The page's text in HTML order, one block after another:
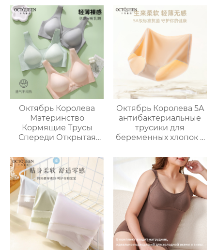
Послеродовой
Грудное
Вскармливание
Бюстгальтер Анти-
обвисание Собирание
Бюстгальтер
послеродовой
грудного
вскармливания
специальные
бюстгальтер
кормления удобные
немаркие
фиксированной
чашки
Октябрь Королева
Материнство
Кормящие Трусы
Спереди Открытая
Провисание Сбор
Послеродовой
Грудное
вскармливание
Специальный Жилет
Тип
Октябрь Королева 5A
антибактериальные
трусики для
беременных хлопок с
большой размер
материнства
специальные нет
следов шорты